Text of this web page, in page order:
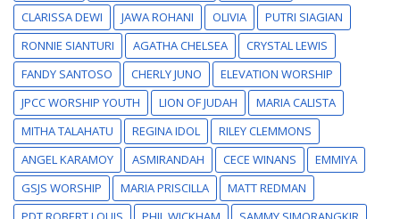
CLARISSA DEWI
JAWA ROHANI OLIVIA
PUTRI SIAGIAN
RONNIE SIANTURI
AGATHA CHELSEA
CRYSTAL LEWIS
FANDY SANTOSO
CHERLY JUNO
ELEVATION WORSHIP
JPCC WORSHIP YOUTH
LION OF JUDAH
MARIA CALISTA
MITHA TALAHATU
REGINA IDOL
RILEY CLEMMONS
ANGEL KARAMOY
ASMIRANDAH CECE WINANS
EMMIYA
GSJS WORSHIP
MARIA PRISCILLA
MATT REDMAN